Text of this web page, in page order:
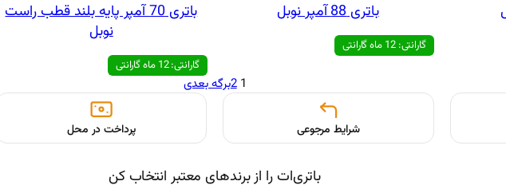
باتری 88 آمپر نوبل
گارانتی: 12 ماه گارانتی
باتری 70 آمپر پایه بلند قطب راست
نوبل
گارانتی: 12 ماه گارانتی
1
2برگه بعدی
شرایط مرجوعی پرداخت در محل
باتری‌ات را از برندهای معتبر انتخاب کن